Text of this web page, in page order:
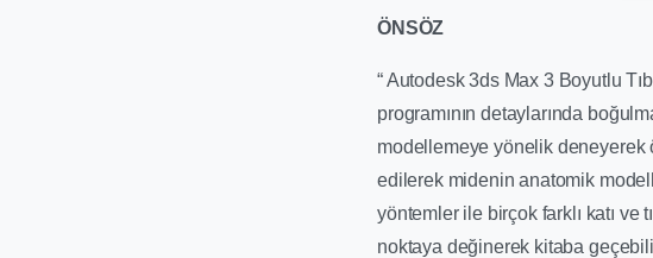
ÖNSÖZ
“ Autodesk 3ds Max 3 Boyutlu
programının detaylarında
modellemeye yönelik deneyerek
edilerek midenin anatomik
yöntemler ile birçok farklı katı ve
noktaya değinerek kitaba